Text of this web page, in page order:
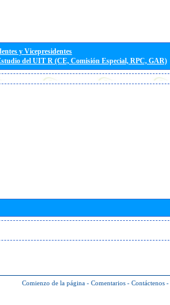
y Vicepresidentes
del UIT R (CE, Comisión Especial, RPC, GAR)
Comienzo de la página - Comentarios - Contáctenos -